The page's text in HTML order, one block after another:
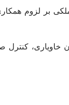
بر لزوم
خاویاری،